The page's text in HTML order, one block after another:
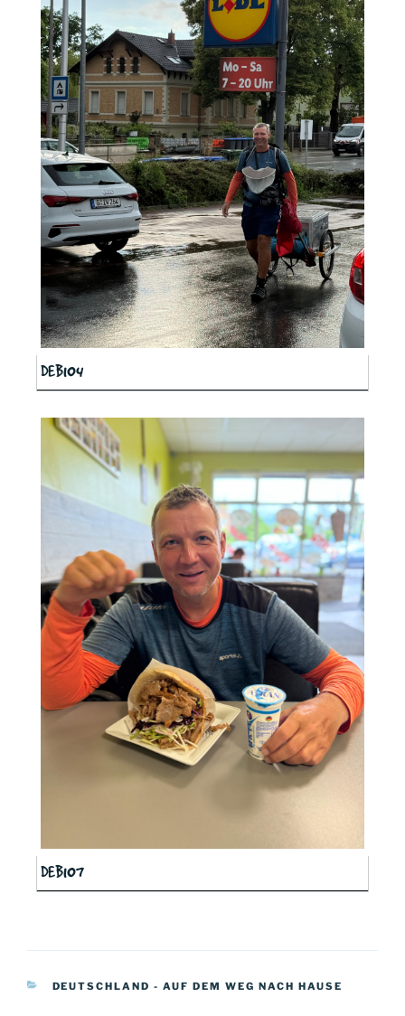
DEB104
DEB107
KATEGORIEN
DEUTSCHLAND - AUF DEM WEG NACH HAUSE